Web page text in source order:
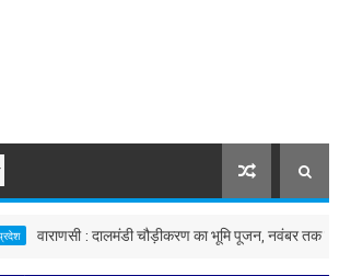
वाराणसी : दालमंडी चौड़ीकरण का भूमि पूजन, नवंबर तक बन जाएगा